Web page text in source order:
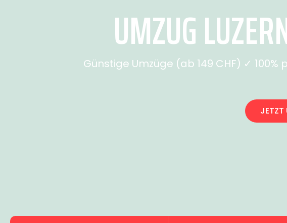
UMZUG
Günstige Umzüge (ab 149 CHF) ✓
JETZT